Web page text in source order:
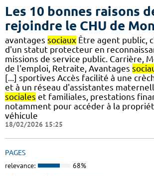
Les 10 bonnes raisons
rejoindre le CHU de
avantages sociaux Être agent public,
d'un statut protecteur en
missions de service public. Carrière,
de l'emploi, Retraite, Avantages
[...] sportives Accès facilité à une
et à un réseau d'assistantes
sociales et familiales, prestations
notamment pour accéder à la
véhicule
18/02/2026 15:25
PAGES
relevance: 68%